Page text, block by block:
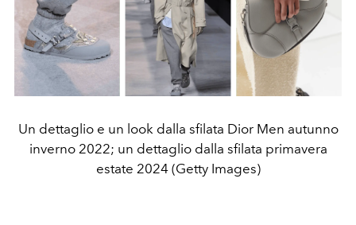
Un dettaglio e un look dalla sfilata Dior Men autunno
inverno 2022; un dettaglio dalla sfilata primavera
estate 2024 (Getty Images)